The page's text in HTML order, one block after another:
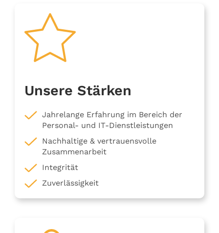
Unsere Stärken
Jahrelange Erfahrung im Bereich der
Personal- und IT-Dienstleistungen
Nachhaltige & vertrauensvolle
Zusammenarbeit
Integrität
Zuverlässigkeit